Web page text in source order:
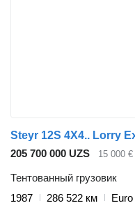
Steyr 12S 4X4.. Lorry
205 700 000 UZS
15 000 €
Тентованный грузовик
1987
286 522 км Euro